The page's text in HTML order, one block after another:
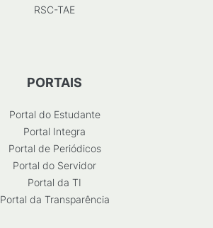
RSC-TAE
PORTAIS
Portal do Estudante
Portal Integra
Portal de Periódicos
Portal do Servidor
Portal da TI
Portal da Transparência